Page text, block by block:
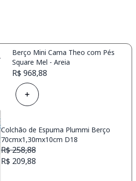
Berço Mini Cama Theo com Pés
Square Mel - Areia
R$ 968,88
Colchão de Espuma Plummi Berço
70cmx1,30mx10cm D18
R$ 258,88
R$ 209,88